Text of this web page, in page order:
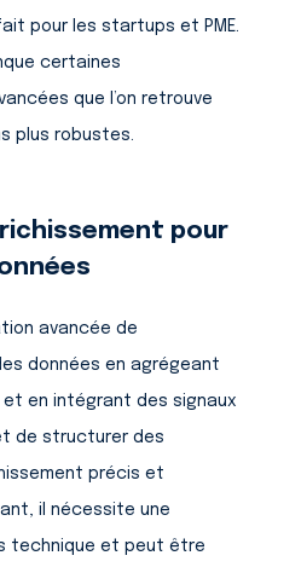
pour les startups et PME.
certaines
que l’on retrouve
plus robustes.
pour
avancée de
données en agrégeant
et en intégrant des signaux
de structurer des
précis et
il nécessite une
technique et peut être